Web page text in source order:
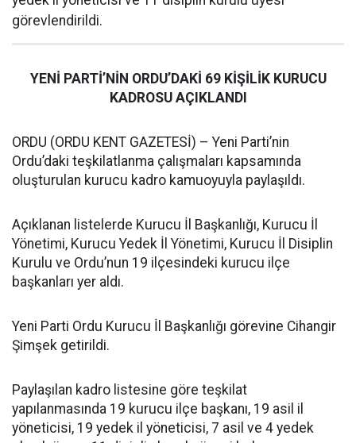
görevlendirildi.
YENİ PARTİ’NİN ORDU’DAKİ 69 KİŞİLİK KURUCU
KADROSU AÇIKLANDI
ORDU (ORDU KENT GAZETESİ) – Yeni Parti’nin
Ordu’daki teşkilatlanma çalışmaları kapsamında
oluşturulan kurucu kadro kamuoyuyla paylaşıldı.
Açıklanan listelerde Kurucu İl Başkanlığı, Kurucu İl
Yönetimi, Kurucu Yedek İl Yönetimi, Kurucu İl Disiplin
Kurulu ve Ordu’nun 19 ilçesindeki kurucu ilçe
başkanları yer aldı.
Yeni Parti Ordu Kurucu İl Başkanlığı görevine Cihangir
Şimşek getirildi.
Paylaşılan kadro listesine göre teşkilat
yapılanmasında 19 kurucu ilçe başkanı, 19 asil il
yöneticisi, 19 yedek il yöneticisi, 7 asil ve 4 yedek